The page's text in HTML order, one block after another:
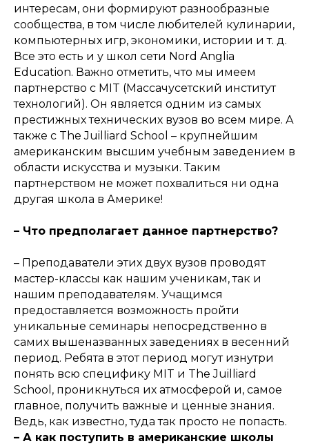
интересам, они формируют разнообразные
сообщества, в том числе любителей кулинарии,
компьютерных игр, экономики, истории и т. д.
Все это есть и у школ сети Nord Anglia
Education. Важно отметить, что мы имеем
партнерство с MIT (Массачусетский институт
технологий). Он является одним из самых
престижных технических вузов во всем мире. А
также с The Juilliard School – крупнейшим
американским высшим учебным заведением в
области искусства и музыки. Таким
партнерством не может похвалиться ни одна
другая школа в Америке!
– Что предполагает данное партнерство?
– Преподаватели этих двух вузов проводят
мастер-классы как нашим ученикам, так и
нашим преподавателям. Учащимся
предоставляется возможность пройти
уникальные семинары непосредственно в
самих вышеназванных заведениях в весенний
период. Ребята в этот период могут изнутри
понять всю специфику MIT и The Juilliard
School, проникнуться их атмосферой и, самое
главное, получить важные и ценные знания.
Ведь, как известно, туда так просто не попасть.
– А как поступить в американские школы